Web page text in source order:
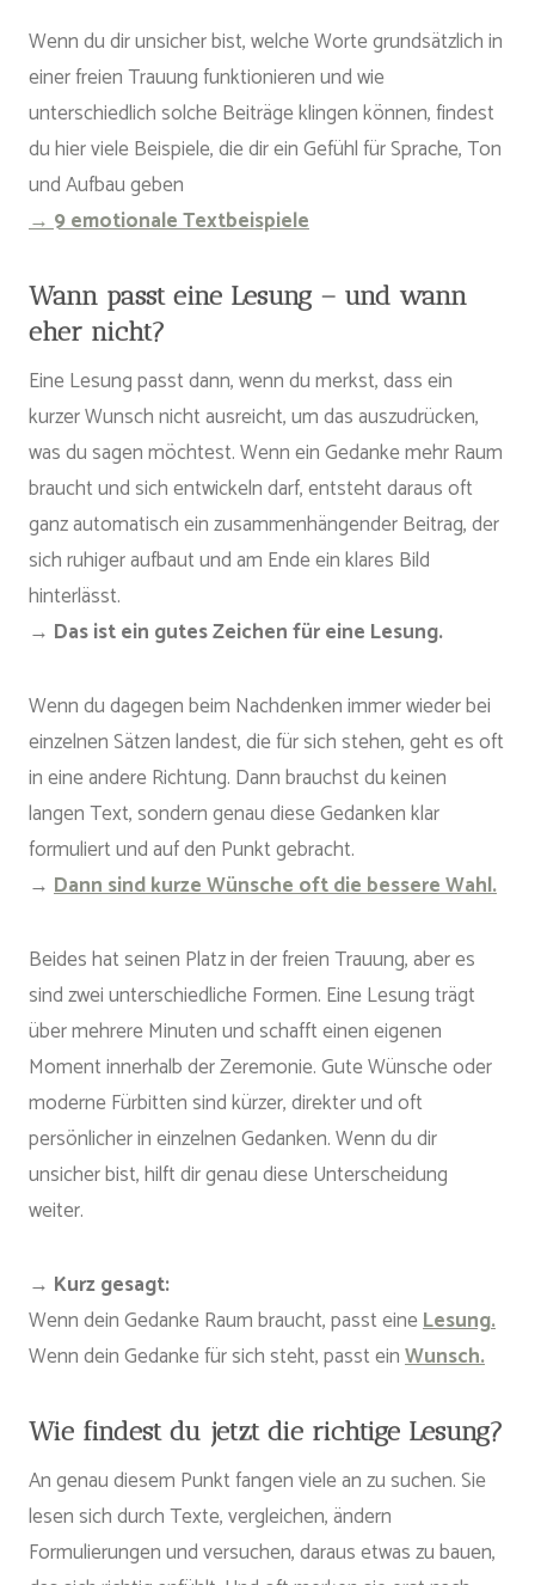
Wenn du dir unsicher bist, welche Worte grundsätzlich in
einer freien Trauung funktionieren und wie
unterschiedlich solche Beiträge klingen können, findest
du hier viele Beispiele, die dir ein Gefühl für Sprache, Ton
und Aufbau geben
→ 9 emotionale Textbeispiele
Wann passt eine Lesung – und wann
eher nicht?
Eine Lesung passt dann, wenn du merkst, dass ein
kurzer Wunsch nicht ausreicht, um das auszudrücken,
was du sagen möchtest. Wenn ein Gedanke mehr Raum
braucht und sich entwickeln darf, entsteht daraus oft
ganz automatisch ein zusammenhängender Beitrag, der
sich ruhiger aufbaut und am Ende ein klares Bild
hinterlässt.
→ Das ist ein gutes Zeichen für eine Lesung.
Wenn du dagegen beim Nachdenken immer wieder bei
einzelnen Sätzen landest, die für sich stehen, geht es oft
in eine andere Richtung. Dann brauchst du keinen
langen Text, sondern genau diese Gedanken klar
formuliert und auf den Punkt gebracht.
→ Dann sind kurze Wünsche oft die bessere Wahl.
Beides hat seinen Platz in der freien Trauung, aber es
sind zwei unterschiedliche Formen. Eine Lesung trägt
über mehrere Minuten und schafft einen eigenen
Moment innerhalb der Zeremonie. Gute Wünsche oder
moderne Fürbitten sind kürzer, direkter und oft
persönlicher in einzelnen Gedanken. Wenn du dir
unsicher bist, hilft dir genau diese Unterscheidung
weiter.
→ Kurz gesagt:
Wenn dein Gedanke Raum braucht, passt eineLesung.
Wenn dein Gedanke für sich steht, passt einWunsch.
Wie findest du jetzt die richtige Lesung?
An genau diesem Punkt fangen viele an zu suchen. Sie
lesen sich durch Texte, vergleichen, ändern
Formulierungen und versuchen, daraus etwas zu bauen,